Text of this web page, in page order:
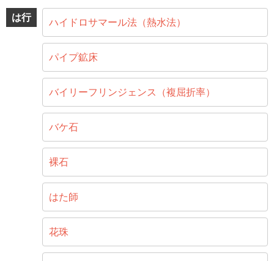
は行 ハイドロサマール法（熱水法）
パイプ鉱床
バイリーフリンジェンス（複屈折率）
バケ石
裸石
はた師
花珠